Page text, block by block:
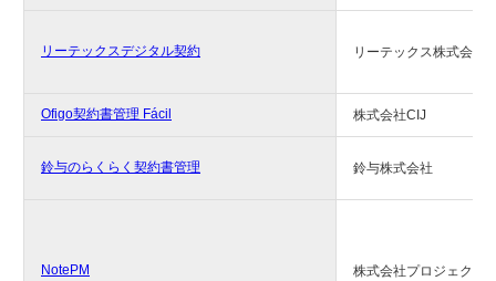
リーテックスデジタル契約 リーテックス株式会社
Ofigo契約書管理 Fácil 株式会社CIJ
鈴与のらくらく契約書管理 鈴与株式会社
NotePM 株式会社プロジェクト